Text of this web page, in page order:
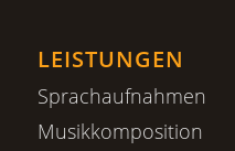
LEISTUNGEN
Sprachaufnahmen
Musikkomposition